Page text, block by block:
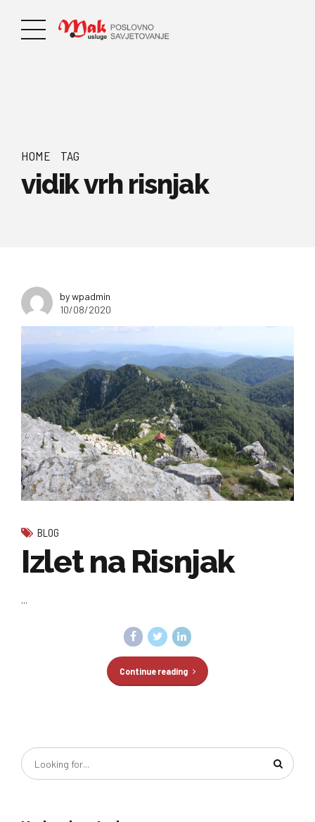
HOME TAG
vidik vrh risnjak
by wpadmin
10/08/2020
BLOG
Izlet na Risnjak
...
Continue reading